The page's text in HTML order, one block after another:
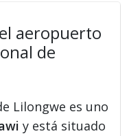
aeropuerto
de
Lilongwe es uno
y está situado